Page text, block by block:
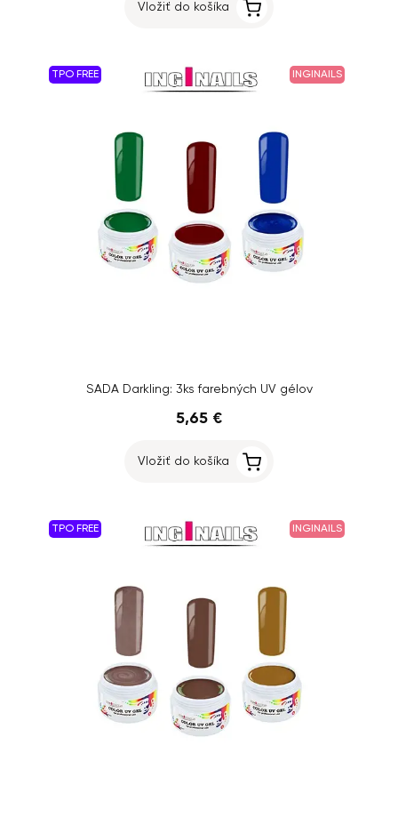
Vložiť do košíka
TPO FREE INGINAILS
SADA Darkling: 3ks farebných UV gélov
5,65 €
Vložiť do košíka
TPO FREE INGINAILS